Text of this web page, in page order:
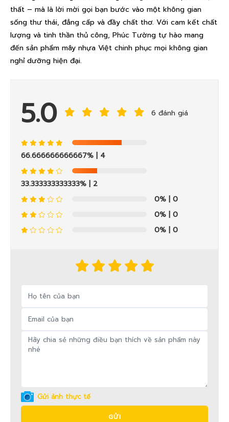
thất – mà là lời mời gọi bạn bước vào một không gian
sống thư thái, đẳng cấp và đầy chất thơ. Với cam kết chất
lượng và tinh thần thủ công, Phúc Tường tự hào mang
đến sản phẩm mây nhựa Việt chinh phục mọi không gian
nghỉ dưỡng hiện đại.
5.0 6 đánh giá
66.666666666667% | 4
33.333333333333% | 2
0% | 0
0% | 0
0% | 0
Gửi ảnh thực tế
GỬI